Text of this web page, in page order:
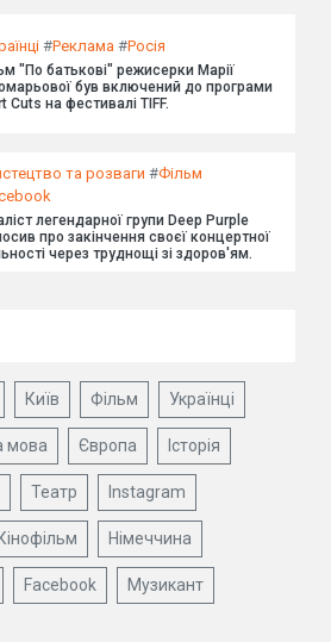
#Реклама #Росія
"По батькові" режисерки Марії
був включений до програми
Cuts на фестивалі TIFF.
та розваги #Фільм
легендарної групи Deep Purple
про закінчення своєї концертної
через труднощі зі здоров'ям.
Київ Фільм Українці
мова Європа Історія
Театр Instagram
Кінофільм Німеччина
Facebook Музикант